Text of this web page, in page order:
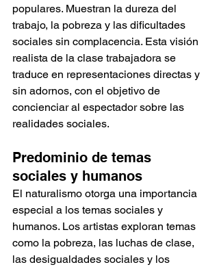
populares. Muestran la dureza del
trabajo, la pobreza y las dificultades
sociales sin complacencia. Esta visión
realista de la clase trabajadora se
traduce en representaciones directas y
sin adornos, con el objetivo de
concienciar al espectador sobre las
realidades sociales.
Predominio de temas
sociales y humanos
El naturalismo otorga una importancia
especial a los temas sociales y
humanos. Los artistas exploran temas
como la pobreza, las luchas de clase,
las desigualdades sociales y los